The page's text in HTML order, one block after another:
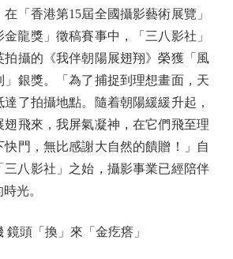
「香港第15屆全國攝影藝術展覽」
金龍獎」徵稿賽事中，「三八影社」
拍攝的《我伴朝陽展翅翔》榮獲「風
」銀獎。「為了捕捉到理想畫面，天
了拍攝地點。隨着朝陽緩緩升起，
翅飛來，我屏氣凝神，在它們飛至理
快門，無比感謝大自然的饋贈！」自
三八影社」之始，攝影事業已經陪伴
光。
頭「換」來「金疙瘩」